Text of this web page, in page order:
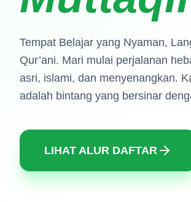
Tempat Belajar yang Nyaman,
Qur’ani. Mari mulai perjalanan
asri, islami, dan menyenangkan.
adalah bintang yang bersinar
LIHAT ALUR DAFTAR